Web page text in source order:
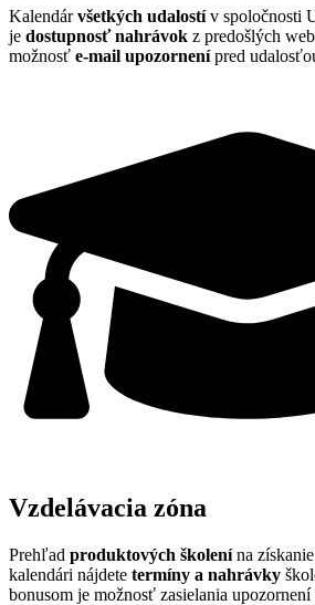
Kalendárvšetkých udalostív spoločnosti
je dostupnosť nahrávok z predošlých
možnosť e-mail upozornenípred
Vzdelávacia zóna
Prehľad produktových školenína
kalendári nájdete termíny a nahrávky
bonusom je možnosť zasielania